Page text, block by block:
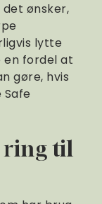
ønsker,
lytte
fordel at
gøre, hvis
ring til